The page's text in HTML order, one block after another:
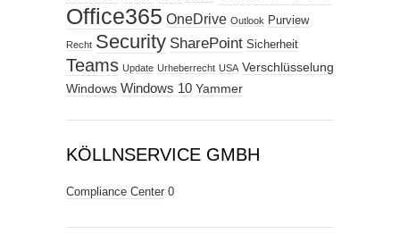
Office365 OneDrive Outlook Purview
Recht Security SharePoint Sicherheit
Teams Update Urheberrecht USA Verschlüsselung
Windows Windows 10 Yammer
KÖLLNSERVICE GMBH
Compliance Center 0